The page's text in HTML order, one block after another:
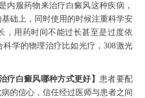
内服药物来治疗白癜风这种疾病，
础上，同时使用的时候注重科学安
，用药时间不能过长甚至是过度依
学的物理治疗比如光疗，308激光
疗白癜风哪种方式更好】 患者要配
的信心，信任经过医师与患者之间